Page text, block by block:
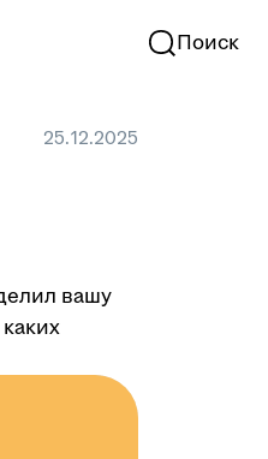
Поиск
25.12.2025
вашу